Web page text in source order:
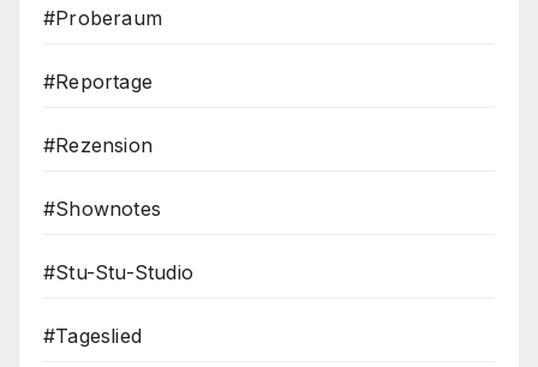
#Proberaum
#Reportage
#Rezension
#Shownotes
#Stu-Stu-Studio
#Tageslied